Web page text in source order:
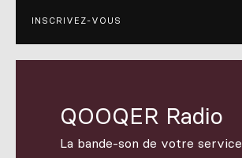
INSCRIVEZ-VOUS
QOOQER Radio
La bande-son de votre service